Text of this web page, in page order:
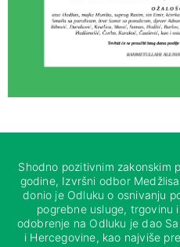
Shodno pozitivnim zakonskim
godine, Izvršni odbor
donio je Odluku o osnivanju
pogrebne usluge, trgovinu
odobrenje na Odluku je dao
i Hercegovine, kao najviše